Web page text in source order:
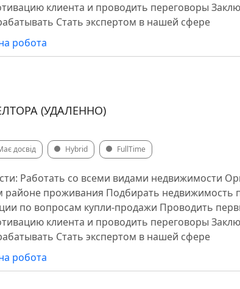
клиента и проводить переговоры
Стать экспертом в нашей сфере
робота
(УДАЛЕННО)
досвід Hybrid FullTime
Работать со всеми видами недвижимости
районе проживания Подбирать недвижимость
по вопросам купли-продажи Проводить
клиента и проводить переговоры
Стать экспертом в нашей сфере
робота